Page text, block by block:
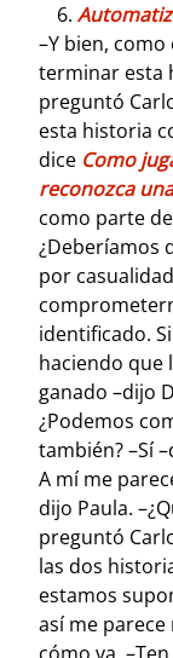
–Y bien,
terminar esta
preguntó
esta historia
dice Como
reconozca
como parte
¿Deberíamos
por
identificado.
haciendo que
ganado –dijo
¿Podemos
también? –Sí
A mí me
dijo Paula.
preguntó
las dos
estamos
así me